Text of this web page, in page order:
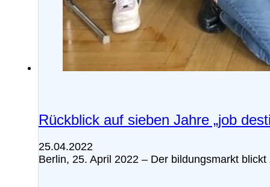
Rückblick auf sieben Jahre „job
25.04.2022
Berlin, 25. April 2022 – Der bildungsmarkt